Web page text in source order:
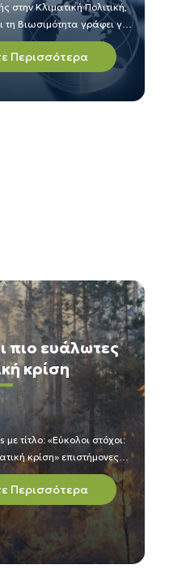
Κλιματική Πολιτική,
τη Βιωσιμότητα γράφει για
την πολιτική της ΕΕ
το 2050 στην εφημερίδα
Περισσότερα
πιο ευάλωτες
κρίση
τίτλο: «Εύκολοι στόχοι:
κρίση» επιστήμονες
αρχών από την Ελλάδα
τα δεδομένα,
για την
πυρκαγιάς η
Περισσότερα